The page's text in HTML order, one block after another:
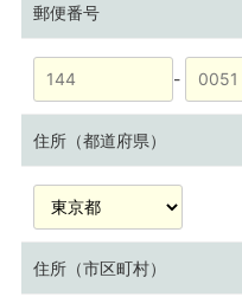
郵便番号
-
住所（都道府県）
住所（市区町村）